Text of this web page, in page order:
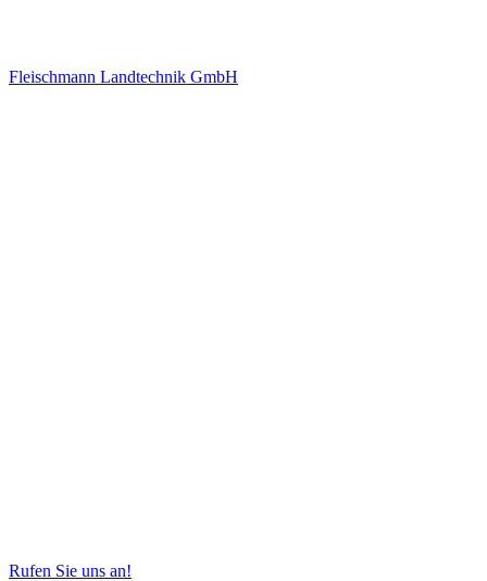
Fleischmann Landtechnik GmbH
Rufen Sie uns an!